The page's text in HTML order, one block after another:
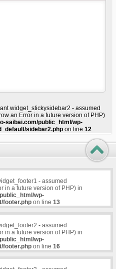
widget_stickysidebar2 - assumed
an Error in a future version of PHP)
saibai.com/public_html/wp-
sidebar2.phpon line 12
- assumed
in a future version of PHP) in
wp-
footer.phpon line 13
- assumed
in a future version of PHP) in
wp-
footer.phpon line 16